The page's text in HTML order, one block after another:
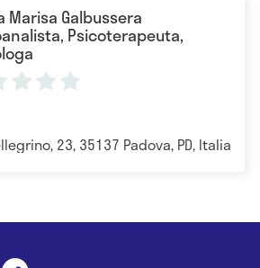
Marisa Galbussera
Psicoterapeuta,
23, 35137 Padova, PD, Italia